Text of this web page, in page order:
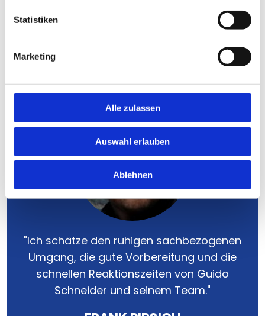
Statistiken
Marketing
Alle zulassen
Auswahl erlauben
Ablehnen
PR-Agent, pwr development GmbH
"Ich schätze den ruhigen sachbezogenen
Umgang, die gute Vorbereitung und die
schnellen Reaktionszeiten von Guido
Schneider und seinem Team."